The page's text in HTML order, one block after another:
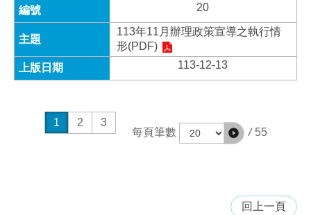
20
113年11月辦理政策宣導之執行情
形(PDF)
113-12-13
1 2
3
每頁筆數
/ 55
回上一頁